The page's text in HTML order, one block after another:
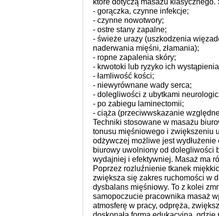
- gorączka, czynne infekcje;
- czynne nowotwory;
- ostre stany zapalne;
- świeże urazy (uszkodzenia
naderwania mięśni, złamania);
- ropne zapalenia skóry;
- krwotoki lub ryzyko ich
- łamliwość kości;
- niewyrównane wady serca;
- dolegliwości z ubytkami
- po zabiegu laminectomii;
- ciąża (przeciwwskazanie
Techniki stosowane w masażu
tonusu mięśniowego i zwiększeniu
odżywczej możliwe jest
biurowy uwolniony od dolegliwości
wydajniej i efektywniej. Masaż ma
Poprzez rozluźnienie tkanek
zwiększa się zakres ruchomości w
dysbalans mięśniowy. To z kolei
samopoczucie pracownika masaż
atmosferę w pracy, odpręża,